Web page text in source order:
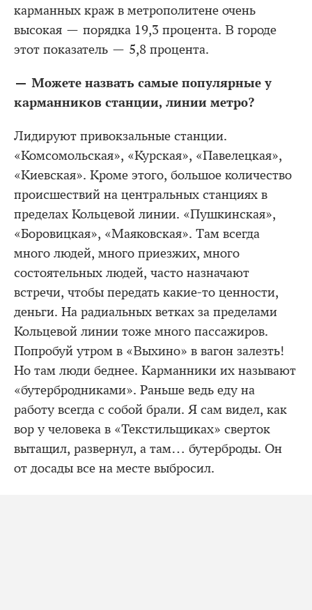
карманных краж в метрополитене очень
высокая — порядка 19,3 процента. В городе
этот показатель — 5,8 процента.
— Можете назвать самые популярные у
карманников станции, линии метро?
Лидируют привокзальные станции.
«Комсомольская», «Курская», «Павелецкая»,
«Киевская». Кроме этого, большое количество
происшествий на центральных станциях в
пределах Кольцевой линии. «Пушкинская»,
«Боровицкая», «Маяковская». Там всегда
много людей, много приезжих, много
состоятельных людей, часто назначают
встречи, чтобы передать какие-то ценности,
деньги. На радиальных ветках за пределами
Кольцевой линии тоже много пассажиров.
Попробуй утром в «Выхино» в вагон залезть!
Но там люди беднее. Карманники их называют
«бутербродниками». Раньше ведь еду на
работу всегда с собой брали. Я сам видел, как
вор у человека в «Текстильщиках» сверток
вытащил, развернул, а там… бутерброды. Он
от досады все на месте выбросил.